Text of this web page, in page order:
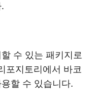
수 있는 패키지로
지토리에서 바코
할 수 있습니다.